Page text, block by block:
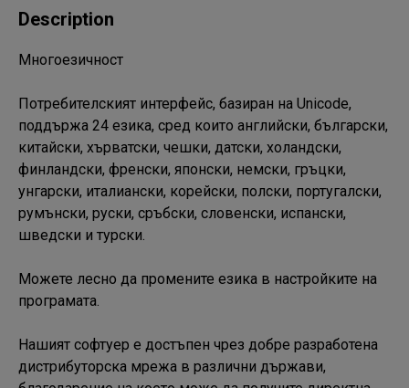
Description
Многоезичност
Потребителският интерфейс, базиран на Unicode,
поддържа 24 езика, сред които английски, български,
китайски, хърватски, чешки, датски, холандски,
финландски, френски, японски, немски, гръцки,
унгарски, италиански, корейски, полски, португалски,
румънски, руски, сръбски, словенски, испански,
шведски и турски.
Можете лесно да промените езика в настройките на
програмата.
Нашият софтуер е достъпен чрез добре разработена
дистрибуторска мрежа в различни държави,